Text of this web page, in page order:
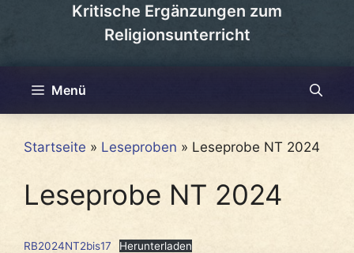
Kritische Ergänzungen zum
Religionsunterricht
Menü
Startseite » Leseproben » Leseprobe NT 2024
Leseprobe NT 2024
RB2024NT2bis17 Herunterladen